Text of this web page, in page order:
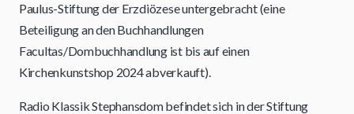
Paulus-Stiftung der Erzdiözese untergebracht (eine
Beteiligung an den Buchhandlungen
Facultas/Dombuchhandlung ist bis auf einen
Kirchenkunstshop 2024 abverkauft).
Radio Klassik Stephansdom befindet sich in der Stiftung